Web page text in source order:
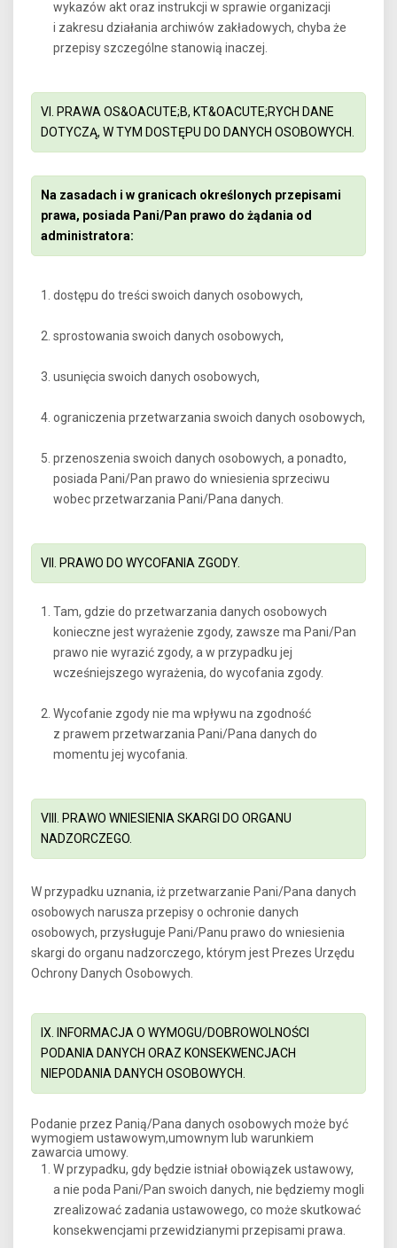
wykazów akt oraz instrukcji w sprawie organizacji
i zakresu działania archiwów zakładowych, chyba że
przepisy szczególne stanowią inaczej.
VI. PRAWA OS&OACUTE;B, KT&OACUTE;RYCH DANE
DOTYCZĄ, W TYM DOSTĘPU DO DANYCH OSOBOWYCH.
Na zasadach i w granicach określonych przepisami
prawa, posiada Pani/Pan prawo do żądania od
administratora:
dostępu do treści swoich danych osobowych,
sprostowania swoich danych osobowych,
usunięcia swoich danych osobowych,
ograniczenia przetwarzania swoich danych osobowych,
przenoszenia swoich danych osobowych, a ponadto,
posiada Pani/Pan prawo do wniesienia sprzeciwu
wobec przetwarzania Pani/Pana danych.
VII. PRAWO DO WYCOFANIA ZGODY.
Tam, gdzie do przetwarzania danych osobowych
konieczne jest wyrażenie zgody, zawsze ma Pani/Pan
prawo nie wyrazić zgody, a w przypadku jej
wcześniejszego wyrażenia, do wycofania zgody.
Wycofanie zgody nie ma wpływu na zgodność
z prawem przetwarzania Pani/Pana danych do
momentu jej wycofania.
VIII. PRAWO WNIESIENIA SKARGI DO ORGANU
NADZORCZEGO.
W przypadku uznania, iż przetwarzanie Pani/Pana danych
osobowych narusza przepisy o ochronie danych
osobowych, przysługuje Pani/Panu prawo do wniesienia
skargi do organu nadzorczego, którym jest Prezes Urzędu
Ochrony Danych Osobowych.
IX. INFORMACJA O WYMOGU/DOBROWOLNOŚCI
PODANIA DANYCH ORAZ KONSEKWENCJACH
NIEPODANIA DANYCH OSOBOWYCH.
Podanie przez Panią/Pana danych osobowych może być
wymogiem ustawowym,umownym lub warunkiem
zawarcia umowy.
W przypadku, gdy będzie istniał obowiązek ustawowy,
a nie poda Pani/Pan swoich danych, nie będziemy mogli
zrealizować zadania ustawowego, co może skutkować
konsekwencjami przewidzianymi przepisami prawa.